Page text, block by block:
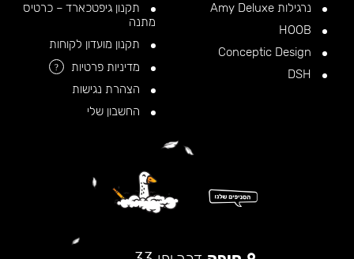
נרגילות Amy Deluxe
תקנון גיפטכארד – כרטיס
מתנה
תקנון מועדון לקוחות
מדיניות פרטיות
?
הצהרת נגישות
החשבון שלי